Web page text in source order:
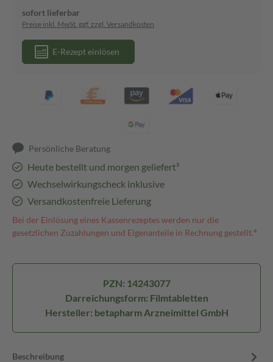
sofort lieferbar
Preise inkl. MwSt. ggf. zzgl. Versandkosten
E-Rezept einlösen
Persönliche Beratung
Heute bestellt und morgen geliefert³
Wechselwirkungscheck inklusive
Versandkostenfreie Lieferung
Bei der Einlösung eines Kassenrezeptes werden nur die
gesetzlichen Zuzahlungen und Eigenanteile in Rechnung gestellt.⁴
PZN: 14243077
Darreichungsform: Filmtabletten
Hersteller: betapharm Arzneimittel GmbH
Beschreibung